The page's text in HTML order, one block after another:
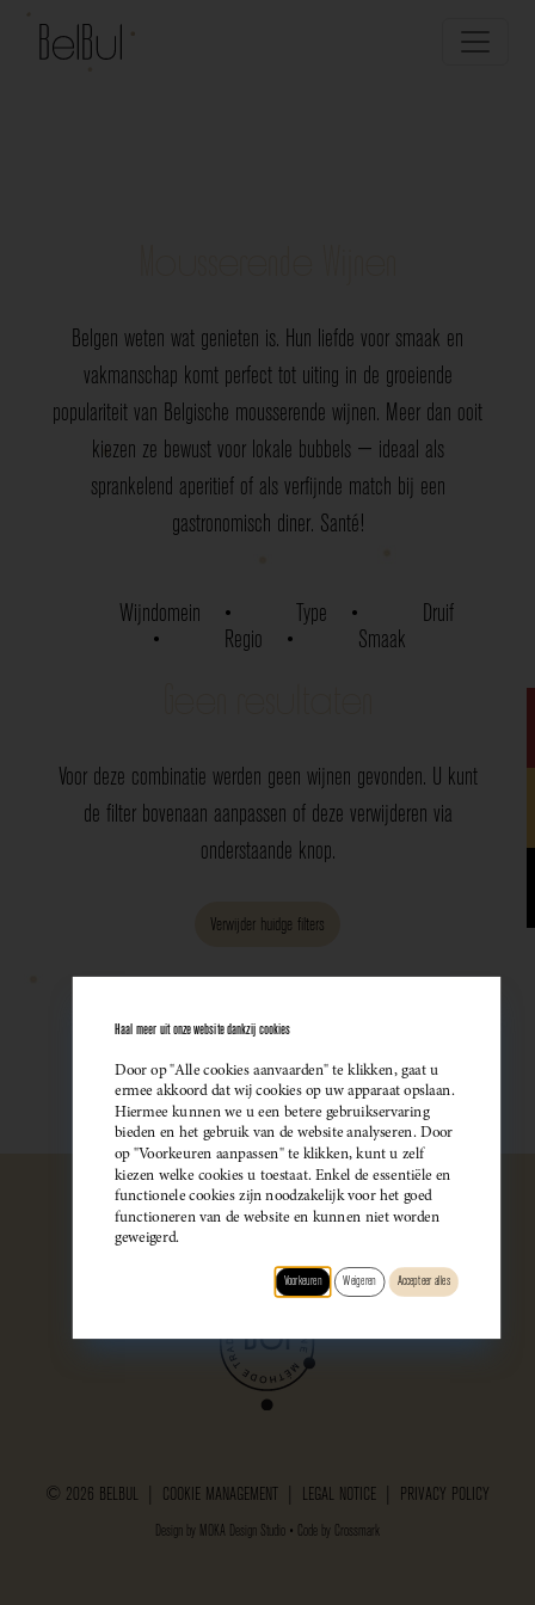
Belgen weten wat genieten is. Hun liefde voor smaak en
vakmanschap komt perfect tot uiting in de groeiende
populariteit van Belgische mousserende wijnen. Meer dan ooit
kiezen ze bewust voor lokale bubbels — ideaal als
sprankelend aperitief of als verfijnde match bij een
gastronomisch diner. Santé!
Wijndomein Type
Druif
Regio
Smaak
Voor deze combinatie werden geen wijnen gevonden. U kunt
de filter bovenaan aanpassen of deze verwijderen via
onderstaande knop.
Verwijder huidge filters
© 2026 BELBUL | COOKIE MANAGEMENT LEGAL NOTICE PRIVACY POLICY
Design by MOKA Design Studio • Code by Crossmark
Haal meer uit onze website dankzij cookies
Door op "Alle cookies aanvaarden" te klikken, gaat u
ermee akkoord dat wij cookies op uw apparaat opslaan.
Hiermee kunnen we u een betere gebruikservaring
bieden en het gebruik van de website analyseren. Door
op "Voorkeuren aanpassen" te klikken, kunt u zelf
kiezen welke cookies u toestaat. Enkel de essentiële en
functionele cookies zijn noodzakelijk voor het goed
functioneren van de website en kunnen niet worden
geweigerd.
Voorkeuren Weigeren Accepteer alles